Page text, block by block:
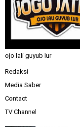
ojo lali guyub lur
Redaksi
Media Saber
Contact
TV Channel